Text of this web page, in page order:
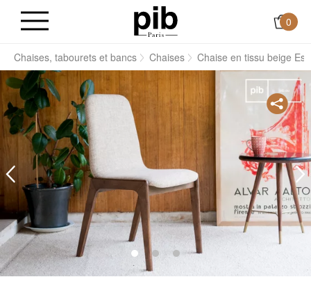
0
Chaises, tabourets et bancs Chaises Chaise en tissu beige